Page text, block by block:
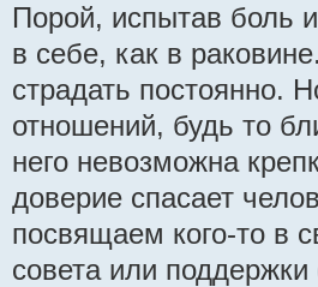
Порой, испытав боль
в себе, как в
страдать
отношений, будь то
него невозможна
доверие спасает
посвящаем кого-то в
совета или